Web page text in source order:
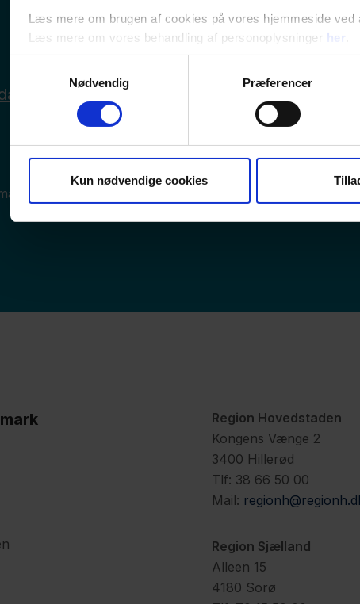
Læs mere om brugen af cookies på vores hjemmeside ved
Læs mere om vores behandling af personoplysninger her
Nødvendig
Præferencer
Kun nødvendige cookies
Regionsrådet
Forretningsudvalget
Region Hovedstaden
Kongens Vænge 2
3400 Hillerød
Tlf: 38 66 50 00
Mail:
Region Sjælland
Alleen 15
4180 Sorø